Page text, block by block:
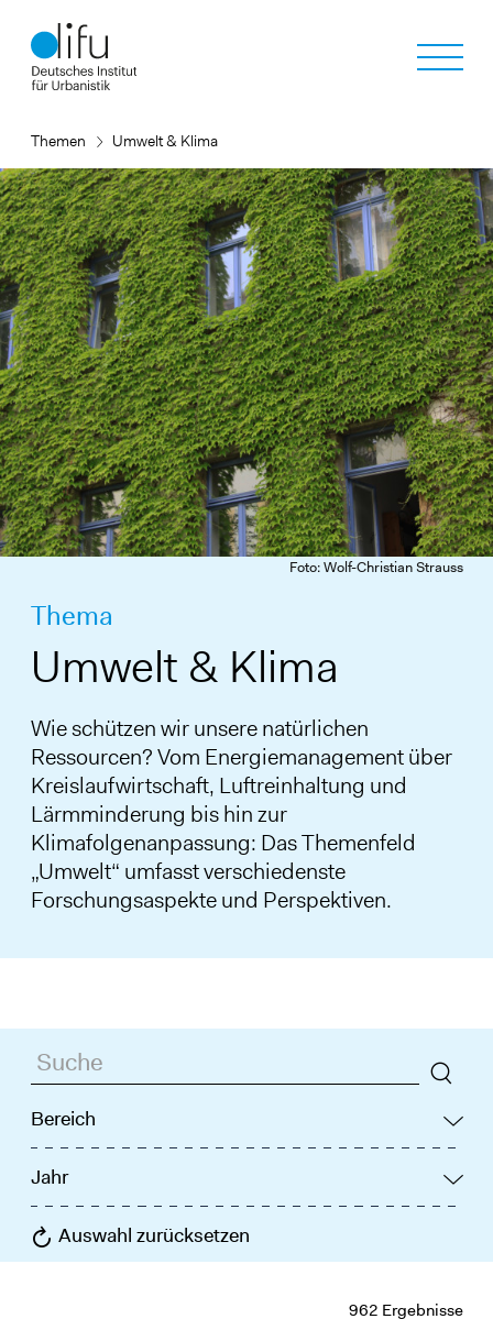
zum
Inhalt
Themen Umwelt & Klima
Foto: Wolf-Christian Strauss
Thema
Umwelt & Klima
Wie schützen wir unsere natürlichen
Ressourcen? Vom Energiemanagement über
Kreislaufwirtschaft, Luftreinhaltung und
Lärmminderung bis hin zur
Klimafolgenanpassung: Das Themenfeld
„Umwelt“ umfasst verschiedenste
Forschungsaspekte und Perspektiven.
Bereich
Jahr
Auswahl zurücksetzen
962 Ergebnisse